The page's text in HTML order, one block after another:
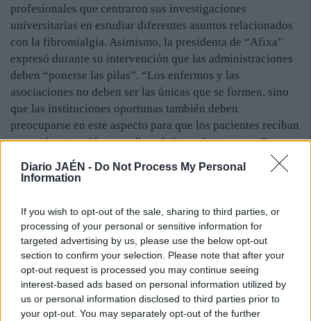
Diario JAÉN - Do Not Process My Personal
Information
If you wish to opt-out of the sale, sharing to third parties, or
processing of your personal or sensitive information for
targeted advertising by us, please use the below opt-out
section to confirm your selection. Please note that after your
opt-out request is processed you may continue seeing
interest-based ads based on personal information utilized by
us or personal information disclosed to third parties prior to
your opt-out. You may separately opt-out of the further
profesionales que centraron sus investigaciones
universitarias en estudiar diferentes asuntos relacionados
con la fibromialgia. Asimismo, la presidenta de “Afixa”
expresó durante su intervención que las administraciones
deben “ponerse las pilas”. “Los enfermos y las
asociaciones no deben ser las únicas que se formen, sino
que las instituciones oportunas también deben
preocuparse en este aspecto para que los pacientes reciban
una mejor atención y un diagnóstico más temprano”,
explicó. Además, Rueda pidió que en las facultades de
Medicina la fibromialgia sea algo más que un par de
Al encuentro se desplazaron socios de Andújar, Úbeda,
Sabiote, Linares, Martos y Alcalá la Real, entre otros
municipios. Una asistencia que “sabe a poco” cuando las
ganas de transmitir son muchas, aseveró Rueda.María
José Ortega / Jaén